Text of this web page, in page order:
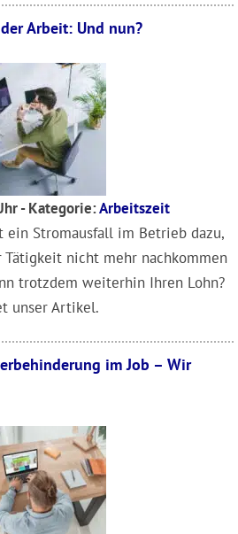
Arbeit: Und nun?
- Kategorie:Arbeitszeit
ein Stromausfall im Betrieb dazu,
Tätigkeit nicht mehr nachkommen
trotzdem weiterhin Ihren Lohn?
unser Artikel.
im Job – Wir